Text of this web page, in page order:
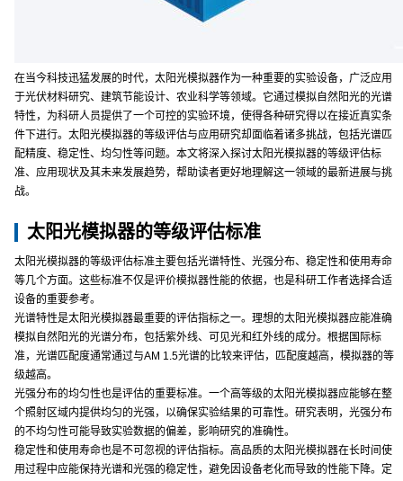
在当今科技迅猛发展的时代，太阳光模拟器作为一种重要的实验设备，广泛应用
于光伏材料研究、建筑节能设计、农业科学等领域。它通过模拟自然阳光的光谱
特性，为科研人员提供了一个可控的实验环境，使得各种研究得以在接近真实条
件下进行。太阳光模拟器的等级评估与应用研究却面临着诸多挑战，包括光谱匹
配精度、稳定性、均匀性等问题。本文将深入探讨太阳光模拟器的等级评估标
准、应用现状及其未来发展趋势，帮助读者更好地理解这一领域的最新进展与挑
战。
太阳光模拟器的等级评估标准
太阳光模拟器的等级评估标准主要包括光谱特性、光强分布、稳定性和使用寿命
等几个方面。这些标准不仅是评价模拟器性能的依据，也是科研工作者选择合适
设备的重要参考。
光谱特性是太阳光模拟器最重要的评估指标之一。理想的太阳光模拟器应能准确
模拟自然阳光的光谱分布，包括紫外线、可见光和红外线的成分。根据国际标
准，光谱匹配度通常通过与AM 1.5光谱的比较来评估，匹配度越高，模拟器的等
级越高。
光强分布的均匀性也是评估的重要标准。一个高等级的太阳光模拟器应能够在整
个照射区域内提供均匀的光强，以确保实验结果的可靠性。研究表明，光强分布
的不均匀性可能导致实验数据的偏差，影响研究的准确性。
稳定性和使用寿命也是不可忽视的评估指标。高品质的太阳光模拟器在长时间使
用过程中应能保持光谱和光强的稳定性，避免因设备老化而导致的性能下降。定